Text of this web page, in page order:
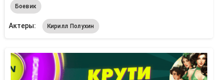
Боевик
Актеры: Кирилл Полухин